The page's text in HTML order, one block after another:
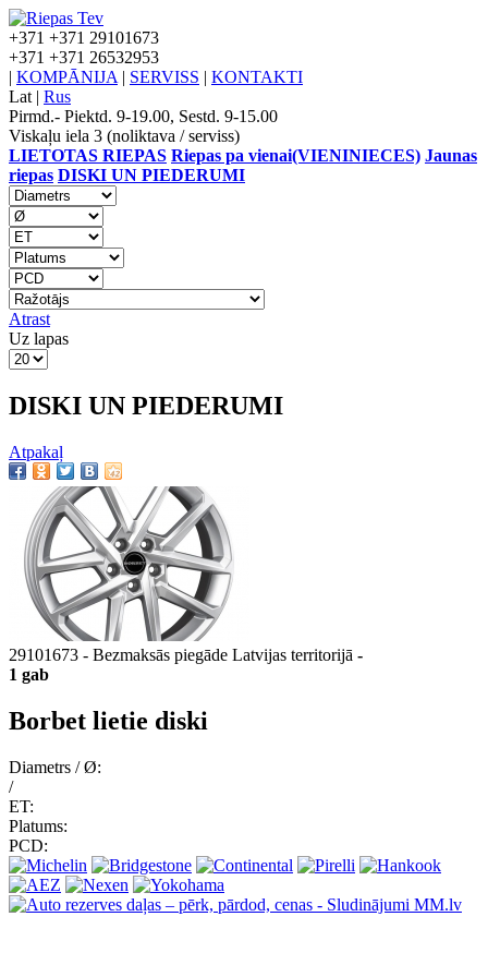
+371 +371 29101673
+371 +371 26532953
| KOMPĀNIJA | SERVISS | KONTAKTI
Lat | Rus
Pirmd.- Piektd. 9-19.00, Sestd. 9-15.00
Viskaļu iela 3 (noliktava / serviss)
LIETOTAS RIEPAS Riepas pa vienai(VIENINIECES) Jaunas
riepas DISKI UN PIEDERUMI
Atrast
Uz lapas
DISKI UN PIEDERUMI
Atpakaļ
29101673 - Bezmaksās piegāde Latvijas territorijā -
1 gab
Borbet lietie diski
Diametrs / Ø:
/
ET:
Platums:
PCD: